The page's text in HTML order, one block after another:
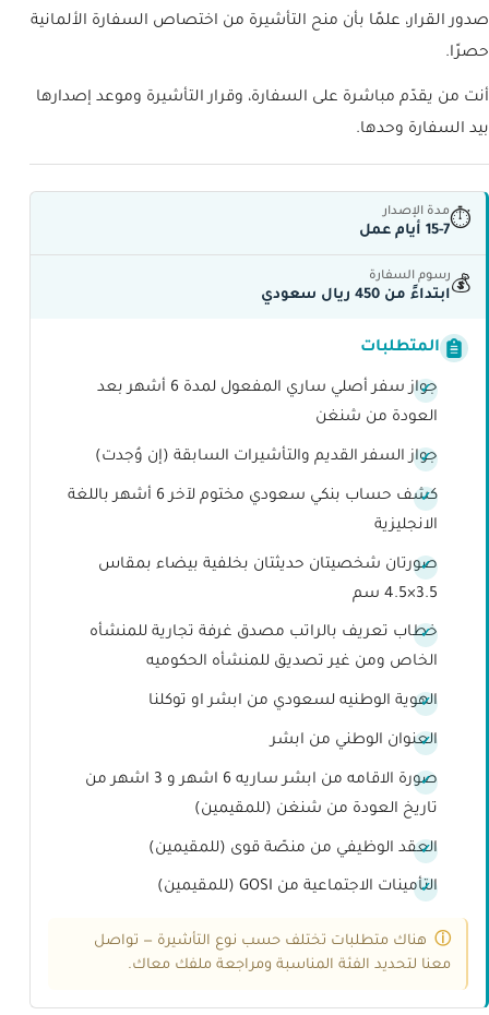
صدور القرار، علمًا بأن منح التأشيرة من اختصاص السفارة الألمانية
حصرًا.
أنت من يقدّم مباشرة على السفارة، وقرار التأشيرة وموعد إصدارها
بيد السفارة وحدها.
⏱
مدة الإصدار
15-7 أيام عمل
💰
رسوم السفارة
ابتداءً من 450 ريال سعودي
المتطلبات
جواز سفر أصلي ساري المفعول لمدة 6 أشهر بعد
العودة من شنغن
جواز السفر القديم والتأشيرات السابقة (إن وُجدت)
كشف حساب بنكي سعودي مختوم لآخر 6 أشهر باللغة
الانجليزية
صورتان شخصيتان حديثتان بخلفية بيضاء بمقاس
3.5×4.5 سم
خطاب تعريف بالراتب مصدق غرفة تجارية للمنشأه
الخاص ومن غير تصديق للمنشأه الحكوميه
الهوية الوطنيه لسعودي من ابشر او توكلنا
العنوان الوطني من ابشر
صورة الاقامه من ابشر ساريه 6 اشهر و 3 اشهر من
تاريخ العودة من شنغن (للمقيمين)
العقد الوظيفي من منصّة قوى (للمقيمين)
التأمينات الاجتماعية من GOSI (للمقيمين)
هناك متطلبات تختلف حسب نوع التأشيرة — تواصل
معنا لتحديد الفئة المناسبة ومراجعة ملفك معاك.